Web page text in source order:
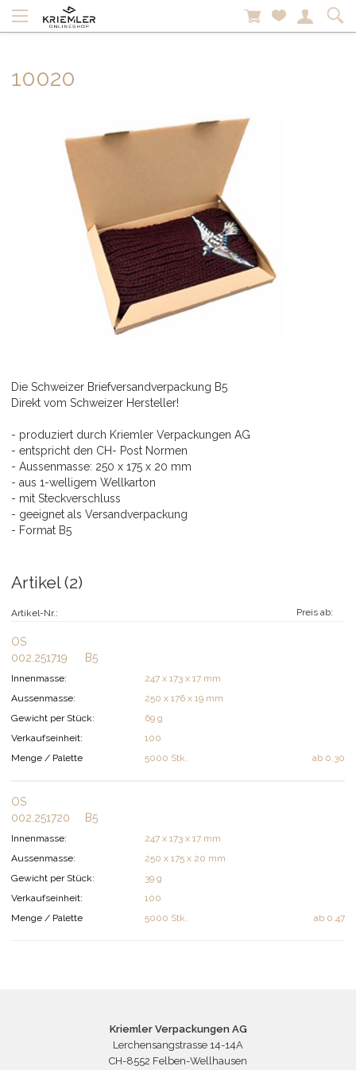
10020
Die Schweizer Briefversandverpackung B5
Direkt vom Schweizer Hersteller!
- produziert durch Kriemler Verpackungen AG
- entspricht den CH- Post Normen
- Aussenmasse: 250 x 175 x 20 mm
- aus 1-welligem Wellkarton
- mit Steckverschluss
- geeignet als Versandverpackung
- Format B5
Artikel (2)
Preis ab:
Artikel-Nr.:
ab 0.30
OS
002.251719
B5
Innenmasse:
247 x 173 x 17 mm
Aussenmasse:
250 x 176 x 19 mm
Gewicht per Stück:
69 g
Verkaufseinheit:
100
Menge / Palette
5000 Stk.
ab 0.47
OS
002.251720
B5
Innenmasse:
247 x 173 x 17 mm
Aussenmasse:
250 x 175 x 20 mm
Gewicht per Stück:
39 g
Verkaufseinheit:
100
Menge / Palette
5000 Stk.
Kriemler Verpackungen AG
Lerchensangstrasse 14-14A
CH-8552 Felben-Wellhausen